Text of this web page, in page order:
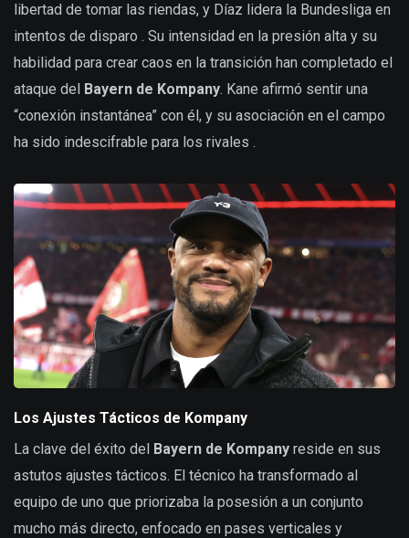
libertad de tomar las riendas, y Díaz lidera la Bundesliga en
intentos de disparo . Su intensidad en la presión alta y su
habilidad para crear caos en la transición han completado el
ataque del
Bayern de Kompany. Kane afirmó sentir una
“conexión instantánea” con él, y su asociación en el campo
ha sido indescifrable para los rivales .
Los Ajustes Tácticos de Kompany
La clave del éxito del Bayern de Kompany reside en sus
astutos ajustes tácticos. El técnico ha transformado al
equipo de uno que priorizaba la posesión a un conjunto
mucho más directo, enfocado en pases verticales y